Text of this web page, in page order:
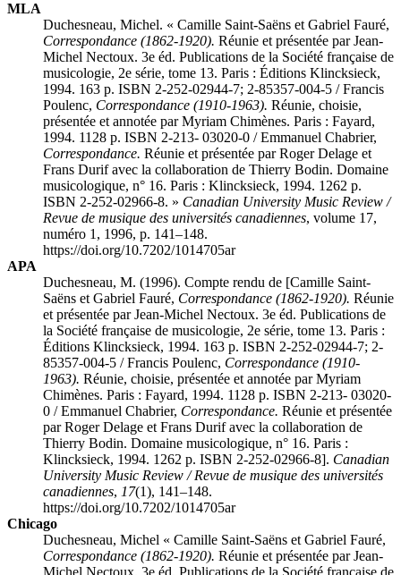
MLA
Duchesneau, Michel. « Camille Saint-Saëns et Gabriel Fauré,
Correspondance (1862-1920). Réunie et présentée par Jean-
Michel Nectoux. 3e éd. Publications de la Société française de
musicologie, 2e série, tome 13. Paris : Éditions Klincksieck,
1994. 163 p. ISBN 2-252-02944-7; 2-85357-004-5 / Francis
Poulenc, Correspondance (1910-1963). Réunie, choisie,
présentée et annotée par Myriam Chimènes. Paris : Fayard,
1994. 1128 p. ISBN 2-213- 03020-0 / Emmanuel Chabrier,
Correspondance. Réunie et présentée par Roger Delage et
Frans Durif avec la collaboration de Thierry Bodin. Domaine
musicologique, n° 16. Paris : Klincksieck, 1994. 1262 p.
ISBN 2-252-02966-8. » Canadian University Music Review /
Revue de musique des universités canadiennes, volume 17,
numéro 1, 1996, p. 141–148.
https://doi.org/10.7202/1014705ar
APA
Duchesneau, M. (1996). Compte rendu de [Camille Saint-
Saëns et Gabriel Fauré, Correspondance (1862-1920). Réunie
et présentée par Jean-Michel Nectoux. 3e éd. Publications de
la Société française de musicologie, 2e série, tome 13. Paris :
Éditions Klincksieck, 1994. 163 p. ISBN 2-252-02944-7; 2-
85357-004-5 / Francis Poulenc, Correspondance (1910-
1963). Réunie, choisie, présentée et annotée par Myriam
Chimènes. Paris : Fayard, 1994. 1128 p. ISBN 2-213- 03020-
0 / Emmanuel Chabrier, Correspondance. Réunie et présentée
par Roger Delage et Frans Durif avec la collaboration de
Thierry Bodin. Domaine musicologique, n° 16. Paris :
Klincksieck, 1994. 1262 p. ISBN 2-252-02966-8]. Canadian
University Music Review / Revue de musique des universités
canadiennes, 17(1), 141–148.
https://doi.org/10.7202/1014705ar
Chicago
Duchesneau, Michel « Camille Saint-Saëns et Gabriel Fauré,
Correspondance (1862-1920). Réunie et présentée par Jean-